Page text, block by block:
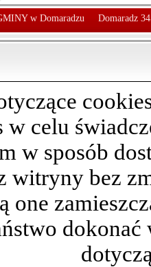
w Domaradzu Domaradz
celu
w sposób
witryny bez
one